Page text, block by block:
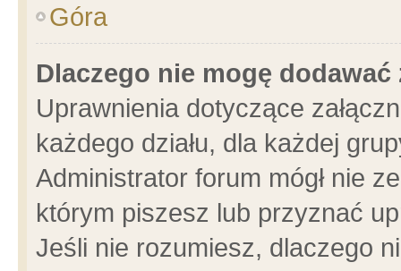
Góra
Dlaczego nie mogę dodawać
Uprawnienia dotyczące
każdego działu, dla każdej
Administrator forum mógł nie
którym piszesz lub przyznać
Jeśli nie rozumiesz, dlaczego